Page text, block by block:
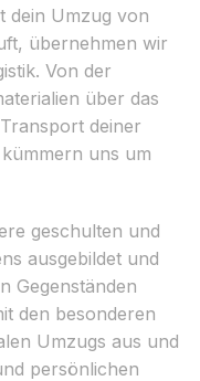
dein Umzug von
übernehmen wir
Von der
über das
deiner
uns um
geschulten und
ausgebildet und
Gegenständen
den besonderen
Umzugs aus und
persönlichen